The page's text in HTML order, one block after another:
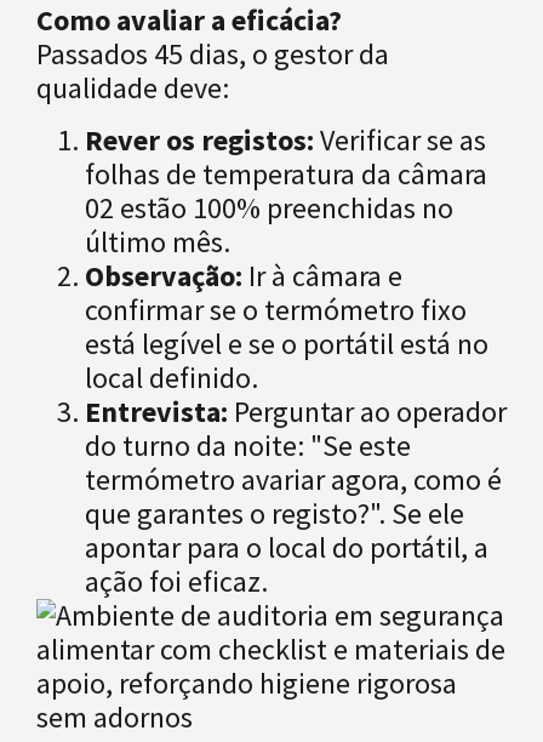
Como avaliar a eficácia?
Passados 45 dias, o gestor da
qualidade deve:
Rever os registos:Verificar se as
folhas de temperatura da câmara
02 estão 100% preenchidas no
último mês.
Observação: Ir à câmara e
confirmar se o termómetro fixo
está legível e se o portátil está no
local definido.
Entrevista: Perguntar ao operador
do turno da noite: "Se este
termómetro avariar agora, como é
que garantes o registo?". Se ele
apontar para o local do portátil, a
ação foi eficaz.